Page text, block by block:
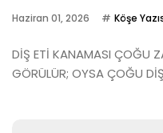
Haziran 01, 2026 Köşe
DİŞ ETİ KANAMASI ÇOĞU
GÖRÜLÜR; OYSA ÇOĞU